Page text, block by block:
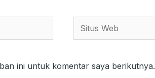
Situs
Web
ini untuk komentar saya berikutnya.